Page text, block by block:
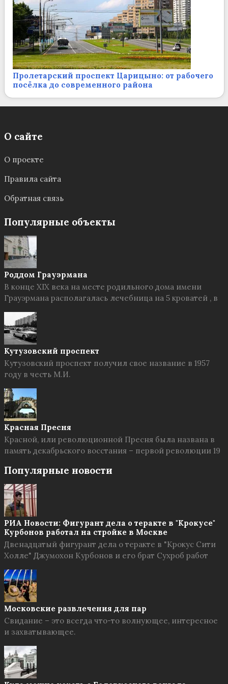
Пролетарский проспект Царицыно: от рабочего
посёлка до современного района
О сайте
О проекте
Правила сайта
Обратная связь
Популярные объекты
Роддом Грауэрмана
В конце XIX века на месте родильного дома имени
Грауэрмана располагалась лечебница на 5 кроватей , в
Кутузовский проспект
Кутузовский проспект получил свое название в 1957
году в честь М.И.
Красная Пресня
Красной, или революционной Пресня была названа в
память декабрьского восстания – первой революции 19
Популярные новости
РИА Новости: Фигурант дела о теракте в "Крокусе"
Курбонов работал на стройке в Москве
Двенадцатый фигурант дела о теракте в "Крокус Сити
Холле" Джумохон Курбонов и его брат Сухроб работ
Московские развлечения для пар
Свидание – это всегда что-то волнующее, интересное
и захватывающее.